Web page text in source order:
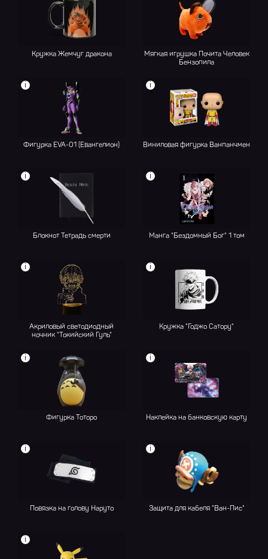
Кружка Жемчуг дракона
Мягкая игрушка Почита Человек
Бензопила
i
Фигурка EVA-01 (Евангелион)
i
Виниловая фигурка Ванпанчмен
i
Блокнот Тетрадь смерти
i
Манга "Бездомный Бог" 1 том
i
Акриловый светодиодный
ночник "Токийский Гуль"
i
Кружка "Годжо Сатору"
i
Фигурка Тоторо
i
Наклейка на банковскую карту
i
Повязка на голову Наруто
i
Защита для кабеля "Ван-Пис"
i